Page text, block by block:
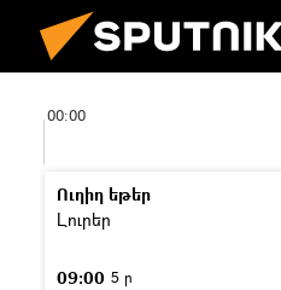
00:00
Ուղիղ եթեր
Լուրեր
09:00 5 ր